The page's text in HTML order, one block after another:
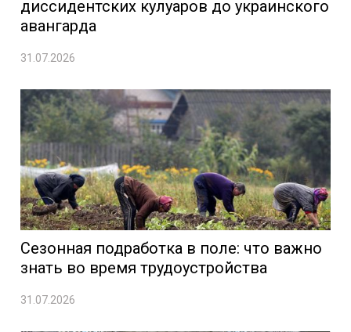
диссидентских кулуаров до украинского
авангарда
31.07.2026
Сезонная подработка в поле: что важно
знать во время трудоустройства
31.07.2026